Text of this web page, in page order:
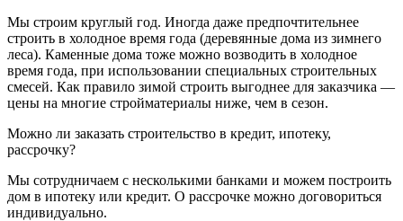
Мы строим круглый год. Иногда даже предпочтительнее
строить в холодное время года (деревянные дома из зимнего
леса). Каменные дома тоже можно возводить в холодное
время года, при использовании специальных строительных
смесей. Как правило зимой строить выгоднее для заказчика —
цены на многие стройматериалы ниже, чем в сезон.
Можно ли заказать строительство в кредит, ипотеку,
рассрочку?
Мы сотрудничаем с несколькими банками и можем построить
дом в ипотеку или кредит. О рассрочке можно договориться
индивидуально.